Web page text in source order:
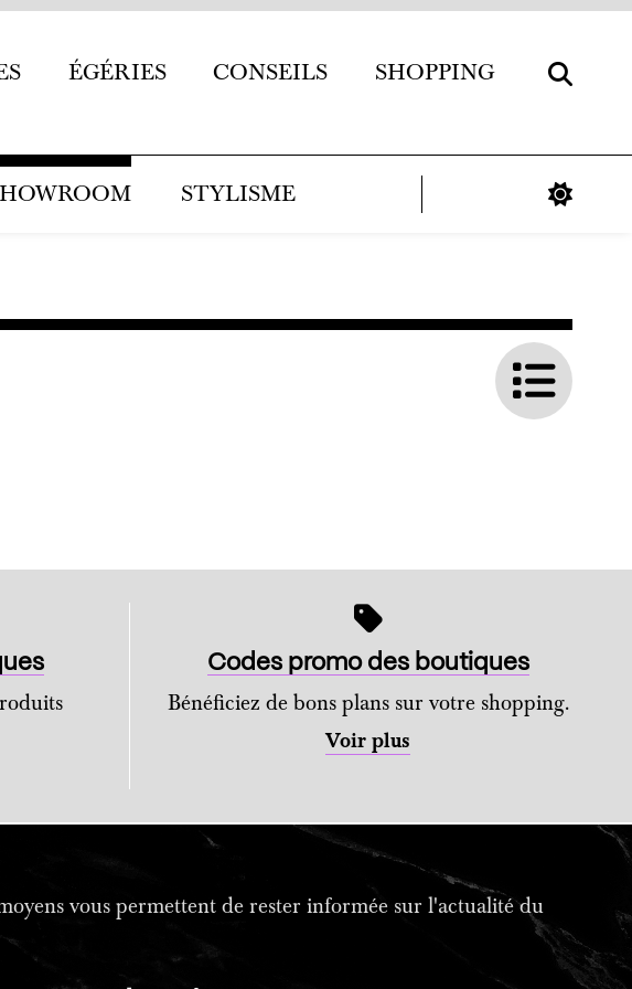
ÉGÉRIES CONSEILS SHOPPING
STYLISME
Codes promo des boutiques
Bénéficiez de bons plans sur votre shopping.
Voir plus
vous permettent de rester informée sur l'actualité du